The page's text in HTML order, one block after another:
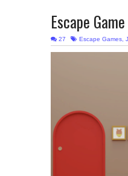
Escape
27 Escape Games,